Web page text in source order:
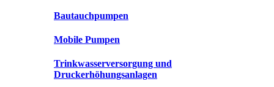
Bautauchpumpen
Mobile Pumpen
Trinkwasserversorgung und
Druckerhöhungsanlagen